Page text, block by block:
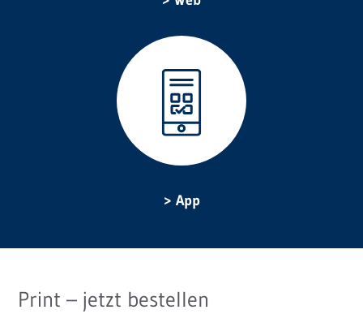
App
Print – jetzt bestellen